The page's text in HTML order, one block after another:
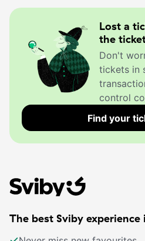
Lost a
the
Don't
tickets in
control
Find your
The best Sviby